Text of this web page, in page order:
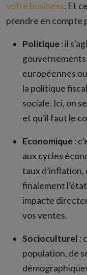
votre business. Et
prendre en compte
Politique: il
européennes
la politique
sociale. Ici, on
et qu’il faut le
Economique:
aux cycles
taux d’inflation,
finalement
impacte
vos ventes.
Socioculturel:
population, de